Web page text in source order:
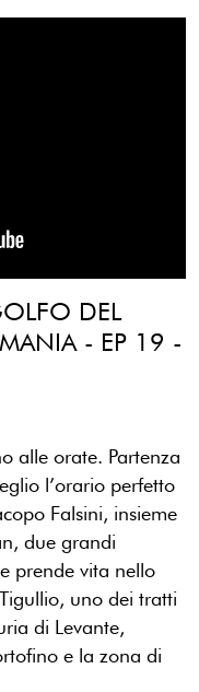
DEL
- EP 19 -
alle orate. Partenza
l’orario perfetto
Falsini, insieme
due grandi
prende vita nello
uno dei tratti
di Levante,
e la zona di